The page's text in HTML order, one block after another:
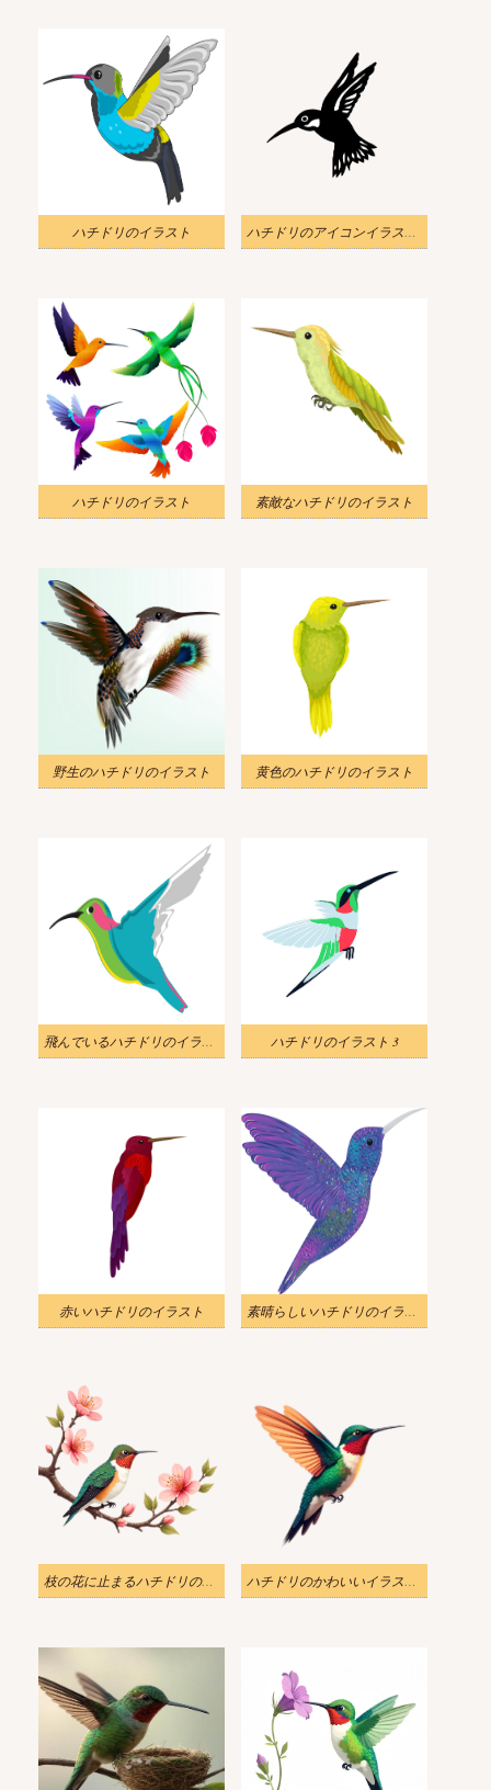
ハチドリのイラスト ハチドリのアイコンイラスト透明
ハチドリのイラスト 素敵なハチドリのイラスト
野生のハチドリのイラスト 黄色のハチドリのイラスト
飛んでいるハチドリのイラスト ハチドリのイラスト 3
赤いハチドリのイラスト 素晴らしいハチドリのイラスト
枝の花に止まるハチドリのイラスト ハチドリのかわいいイラスト無料